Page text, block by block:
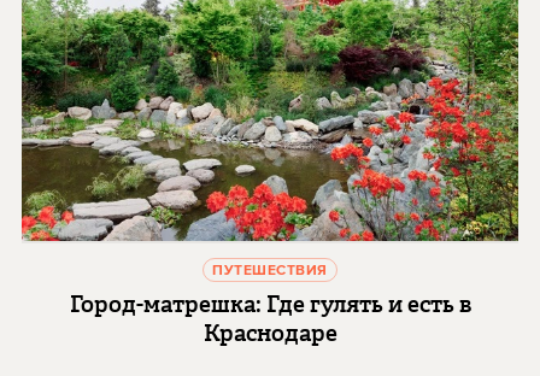
ПУТЕШЕСТВИЯ
Город-матрешка: Где гулять и есть в
Краснодаре